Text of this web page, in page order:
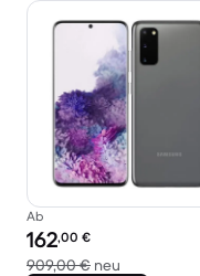
Ab
Preis des erneuerten
162,00 €
909,00 € neu Im